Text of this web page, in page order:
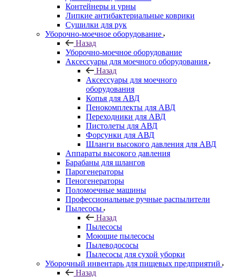
Контейнеры и урны
Липкие антибактериальные коврики
Сушилки для рук
Уборочно-моечное оборудование
Назад
Уборочно-моечное оборудование
Аксессуары для моечного оборудования
Назад
Аксессуары для моечного
оборудования
Копья для АВД
Пенокомплекты для АВД
Переходники для АВД
Пистолеты для АВД
Форсунки для АВД
Шланги высокого давления для АВД
Аппараты высокого давления
Барабаны для шлангов
Парогенераторы
Пеногенераторы
Поломоечные машины
Профессиональные ручные распылители
Пылесосы
Назад
Пылесосы
Моющие пылесосы
Пылеводососы
Пылесосы для сухой уборки
Уборочный инвентарь для пищевых предприятий
Назад